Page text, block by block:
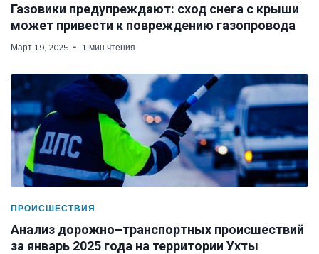
Газовики предупреждают: сход снега с крыши
может привести к повреждению газопровода
Март 19, 2025 1 мин чтения
ПРОИСШЕСТВИЯ
Анализ дорожно–транспортных происшествий
за январь 2025 года на территории Ухты